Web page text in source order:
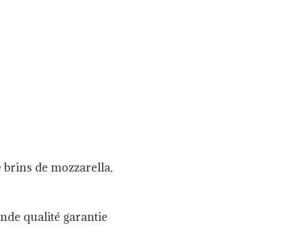
de mozzarella,
qualité garantie